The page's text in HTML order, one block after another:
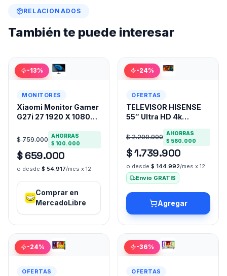
RELACIONADOS
También te puede interesar
-13%
MONITORES
Xiaomi Monitor Gamer
G27i 27 1920 X 1080
$ 759.000 AHORRAS
$ 100.000
$ 659.000
o desde $ 54.917/mes x 12
Comprar en
MercadoLibre
-24%
OFERTAS
TELEVISOR HISENSE
55″ Ultra HD 4k
VIDAA U7
$ 2.299.900 AHORRAS
$ 560.000
$ 1.739.900
o desde $ 144.992/mes x 12
Envío GRATIS
Agregar
-24%
OFERTAS
-36%
OFERTAS